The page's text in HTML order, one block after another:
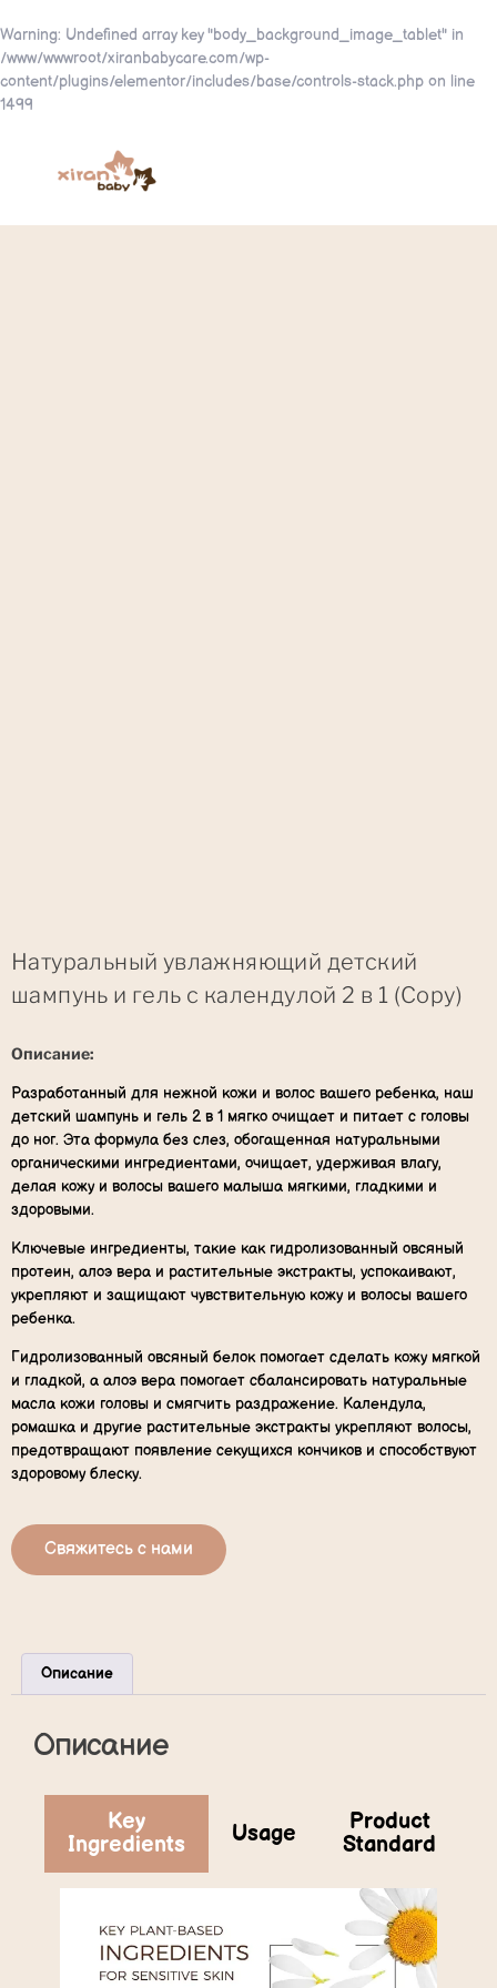
Warning: Undefined array key "body_background_image_tablet" in
/www/wwwroot/xiranbabycare.com/wp-
content/plugins/elementor/includes/base/controls-stack.php on line
1499
Натуральный увлажняющий детский
шампунь и гель с календулой 2 в 1 (Copy)
Описание:
Разработанный для нежной кожи и волос вашего ребенка, наш
детский шампунь и гель 2 в 1 мягко очищает и питает с головы
до ног. Эта формула без слез, обогащенная натуральными
органическими ингредиентами, очищает, удерживая влагу,
делая кожу и волосы вашего малыша мягкими, гладкими и
здоровыми.
Ключевые ингредиенты, такие как гидролизованный овсяный
протеин, алоэ вера и растительные экстракты, успокаивают,
укрепляют и защищают чувствительную кожу и волосы вашего
ребенка.
Гидролизованный овсяный белок помогает сделать кожу мягкой
и гладкой, а алоэ вера помогает сбалансировать натуральные
масла кожи головы и смягчить раздражение. Календула,
ромашка и другие растительные экстракты укрепляют волосы,
предотвращают появление секущихся кончиков и способствуют
здоровому блеску.
Свяжитесь с нами
Описание
Описание
Key
Ingredients
Usage
Product
Standard